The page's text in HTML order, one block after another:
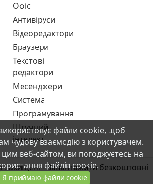
Офіс
Антивіруси
Відеоредактори
Браузери
Текстові
редактори
Месенджери
Система
Програмування
Штучний
інтелект
захищені -Завантажити безкоштовні
програми
файли cookie, щоб
чудову взаємодію з користувачем.
веб-сайтом, ви погоджуєтесь на
файлів cookie.
Я приймаю файли cookie